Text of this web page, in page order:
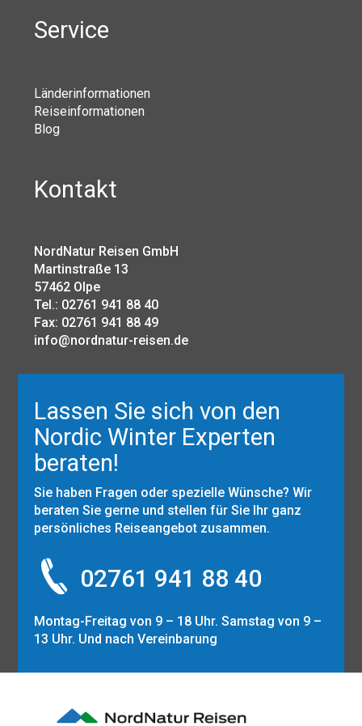
Service
Länderinformationen
Reiseinformationen
Blog
Kontakt
NordNatur Reisen GmbH
Martinstraße 13
57462 Olpe
Tel.: 02761 941 88 40
Fax: 02761 941 88 49
info@nordnatur-reisen.de
Lassen Sie sich von den
Nordic Winter Experten
beraten!
Sie haben Fragen oder spezielle Wünsche? Wir
beraten Sie gerne und stellen für Sie Ihr ganz
persönliches Reiseangebot zusammen.
02761 941 88 40
Montag-Freitag von 9 – 18 Uhr. Samstag von 9 –
13 Uhr. Und nach Vereinbarung